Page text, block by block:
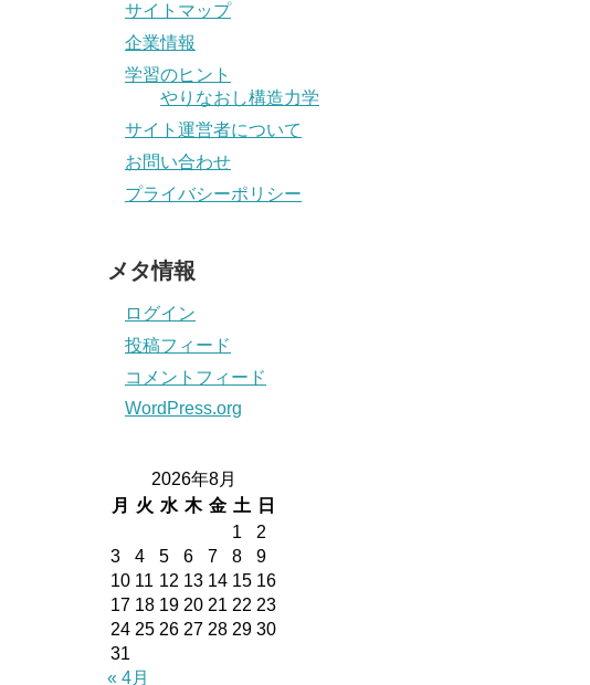
サイトマップ
企業情報
学習のヒント
やりなおし構造力学
サイト運営者について
お問い合わせ
プライバシーポリシー
メタ情報
ログイン
投稿フィード
コメントフィード
WordPress.org
2026年8月
月
火 水 木 金 土
日
1
2
3
4 5 6 7 8
9
10 11 12 13 14 15 16
17 18 19 20 21 22 23
24 25 26 27 28 29 30
31
« 4月